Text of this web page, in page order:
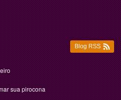
Blog RSS
sua pirocona